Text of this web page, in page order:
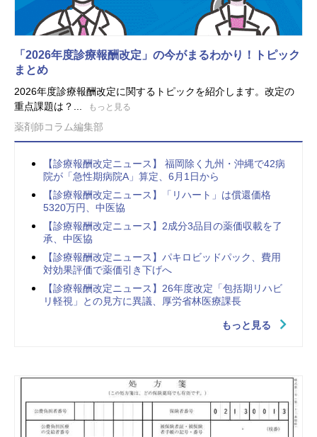
「2026年度診療報酬改定」の今がまるわかり！トピック
まとめ
2026年度診療報酬改定に関するトピックを紹介します。改定の
重点課題は？...
もっと見る
薬剤師コラム編集部
【診療報酬改定ニュース】 福岡除く九州・沖縄で42病
院が「急性期病院A」算定、6月1日から
【診療報酬改定ニュース】「リハート」は償還価格
5320万円、中医協
【診療報酬改定ニュース】2成分3品目の薬価収載を了
承、中医協
【診療報酬改定ニュース】パキロビッドパック、費用
対効果評価で薬価引き下げへ
【診療報酬改定ニュース】26年度改定「包括期リハビ
リ軽視」との見方に異議、厚労省林医療課長
もっと見る